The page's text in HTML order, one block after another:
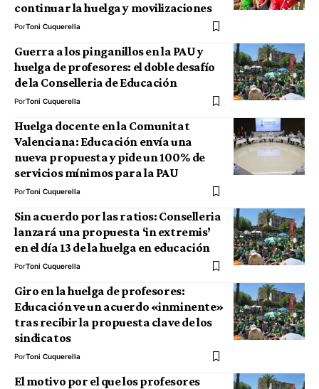
continuar la huelga y movilizaciones
PorToni Cuquerella
Guerra a los pinganillos en la PAU y
huelga de profesores: el doble desafío
de la Conselleria de Educación
PorToni Cuquerella
Huelga docente en la Comunitat
Valenciana: Educación envía una
nueva propuesta y pide un 100% de
servicios mínimos para la PAU
PorToni Cuquerella
Sin acuerdo por las ratios: Conselleria
lanzará una propuesta ‘in extremis’
en el día 13 de la huelga en educación
PorToni Cuquerella
Giro en la huelga de profesores:
Educación ve un acuerdo «inminente»
tras recibir la propuesta clave de los
sindicatos
PorToni Cuquerella
El motivo por el que los profesores